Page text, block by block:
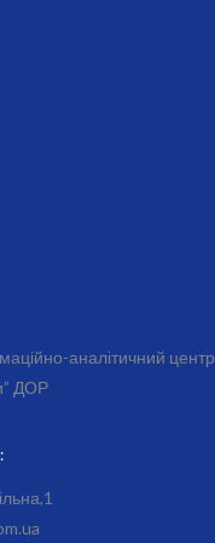
аналітичний центр
ДОР